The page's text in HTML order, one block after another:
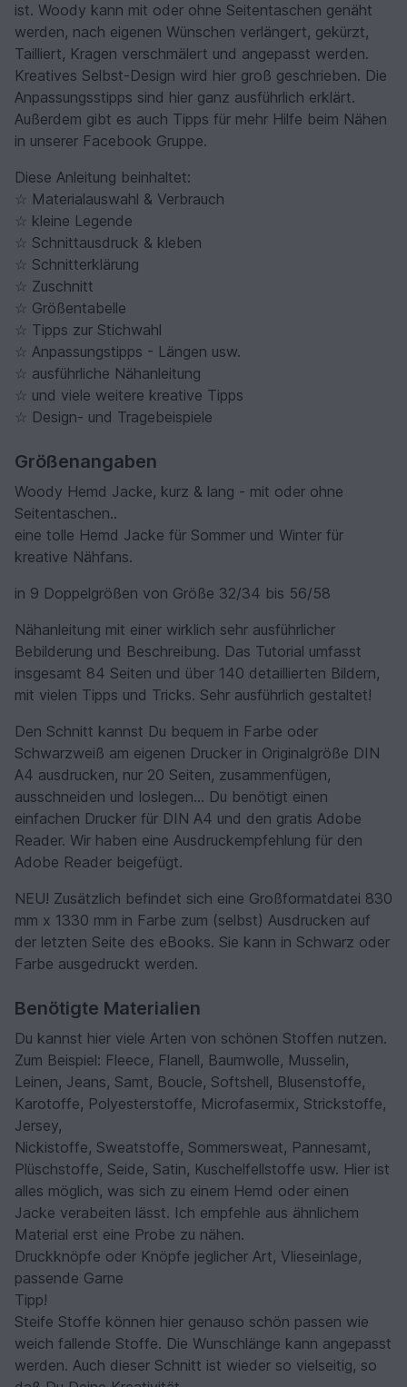
ist. Woody kann mit oder ohne Seitentaschen genäht
werden, nach eigenen Wünschen verlängert, gekürzt,
Tailliert, Kragen verschmälert und angepasst werden.
Kreatives Selbst-Design wird hier groß geschrieben. Die
Anpassungsstipps sind hier ganz ausführlich erklärt.
Außerdem gibt es auch Tipps für mehr Hilfe beim Nähen
in unserer Facebook Gruppe.
Diese Anleitung beinhaltet:
☆ Materialauswahl & Verbrauch
☆ kleine Legende
☆ Schnittausdruck & kleben
☆ Schnitterklärung
☆ Zuschnitt
☆ Größentabelle
☆ Tipps zur Stichwahl
☆ Anpassungstipps - Längen usw.
☆ ausführliche Nähanleitung
☆ und viele weitere kreative Tipps
☆ Design- und Tragebeispiele
Größenangaben
Woody Hemd Jacke, kurz & lang - mit oder ohne
Seitentaschen..
eine tolle Hemd Jacke für Sommer und Winter für
kreative Nähfans.
in 9 Doppelgrößen von Größe 32/34 bis 56/58
Nähanleitung mit einer wirklich sehr ausführlicher
Bebilderung und Beschreibung. Das Tutorial umfasst
insgesamt 84 Seiten und über 140 detaillierten Bildern,
mit vielen Tipps und Tricks. Sehr ausführlich gestaltet!
Den Schnitt kannst Du bequem in Farbe oder
Schwarzweiß am eigenen Drucker in Originalgröße DIN
A4 ausdrucken, nur 20 Seiten, zusammenfügen,
ausschneiden und loslegen... Du benötigt einen
einfachen Drucker für DIN A4 und den gratis Adobe
Reader. Wir haben eine Ausdruckempfehlung für den
Adobe Reader beigefügt.
NEU! Zusätzlich befindet sich eine Großformatdatei 830
mm x 1330 mm in Farbe zum (selbst) Ausdrucken auf
der letzten Seite des eBooks. Sie kann in Schwarz oder
Farbe ausgedruckt werden.
Benötigte Materialien
Du kannst hier viele Arten von schönen Stoffen nutzen.
Zum Beispiel: Fleece, Flanell, Baumwolle, Musselin,
Leinen, Jeans, Samt, Boucle, Softshell, Blusenstoffe,
Karotoffe, Polyesterstoffe, Microfasermix, Strickstoffe,
Jersey,
Nickistoffe, Sweatstoffe, Sommersweat, Pannesamt,
Plüschstoffe, Seide, Satin, Kuschelfellstoffe usw. Hier ist
alles möglich, was sich zu einem Hemd oder einen
Jacke verabeiten lässt. Ich empfehle aus ähnlichem
Material erst eine Probe zu nähen.
Druckknöpfe oder Knöpfe jeglicher Art, Vlieseinlage,
passende Garne
Tipp!
Steife Stoffe können hier genauso schön passen wie
weich fallende Stoffe. Die Wunschlänge kann angepasst
werden. Auch dieser Schnitt ist wieder so vielseitig, so